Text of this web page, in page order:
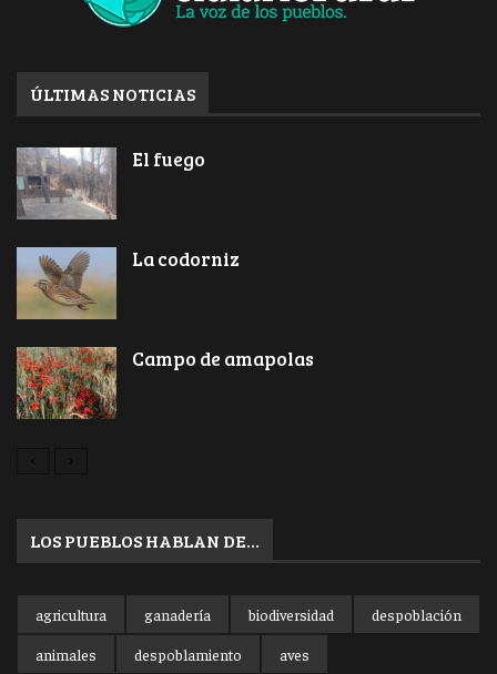
ÚLTIMAS NOTICIAS
El fuego
La codorniz
Campo de amapolas
LOS PUEBLOS HABLAN DE…
agricultura ganadería biodiversidad
despoblación
animales
despoblamiento aves